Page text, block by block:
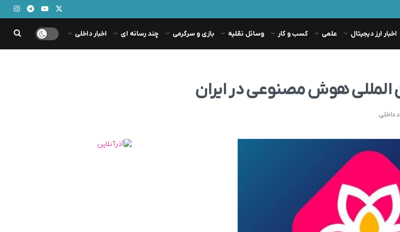
اخبار ارز دیجیتال علمی کسب و کار وسائل نقلیه بازی و سرگرمی چند رسانه ای اخبار داخلی
المللی هوش مصنوعی در ایران
داخلی